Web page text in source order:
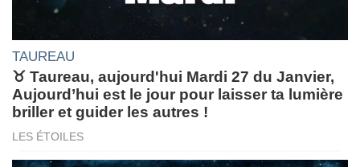
TAUREAU
♉ Taureau, aujourd'hui Mardi 27 du Janvier,
Aujourd’hui est le jour pour laisser ta lumière
briller et guider les autres !
LES ÉTOILES